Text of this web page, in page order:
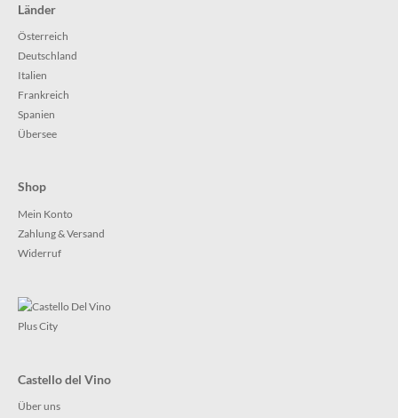
Länder
Österreich
Deutschland
Italien
Frankreich
Spanien
Übersee
Shop
Mein Konto
Zahlung & Versand
Widerruf
Castello del Vino
Über uns